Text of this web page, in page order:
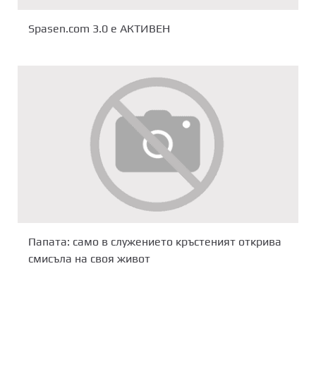
Spasen.com 3.0 е АКТИВЕН
Папата: само в служението кръстеният открива
смисъла на своя живот